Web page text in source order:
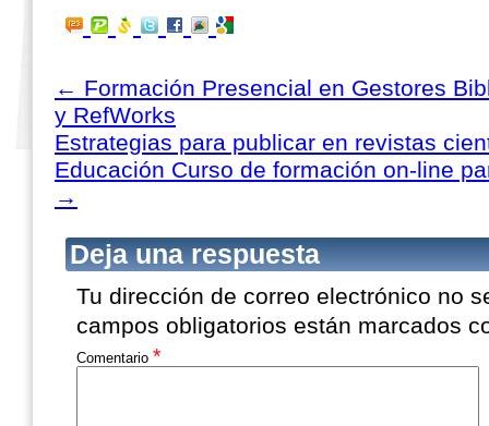
← Formación Presencial en Gestores
y RefWorks
Estrategias para publicar en revistas
Educación Curso de formación on-line
→
Deja una respuesta
Tu dirección de correo electrónico no
campos obligatorios están marcados
Comentario *